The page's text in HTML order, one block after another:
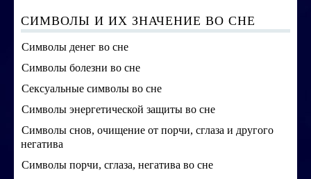
СИМВОЛЫ И ИХ ЗНАЧЕНИЕ ВО СНЕ
Символы денег во сне
Символы болезни во сне
Сексуальные символы во сне
Символы энергетической защиты во сне
Символы снов, очищение от порчи, сглаза и другого
негатива
Символы порчи, сглаза, негатива во сне